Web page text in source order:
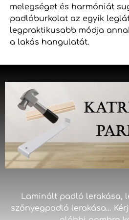
melegséget és harmóniát
padlóburkolat az egyik
legpraktikusabb módja
a lakás hangulatát.
Laminált padló lerakása,
szőnyegpadló lerakása…